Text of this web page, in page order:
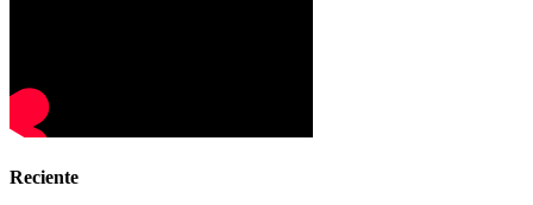
Reciente